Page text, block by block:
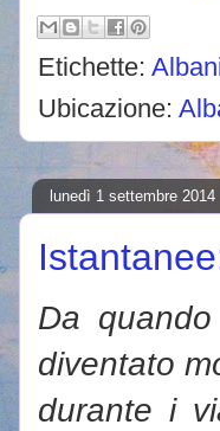
Etichette:
Ubicazione:
lunedì 1 settembre 2014
Da
diventato
durante i